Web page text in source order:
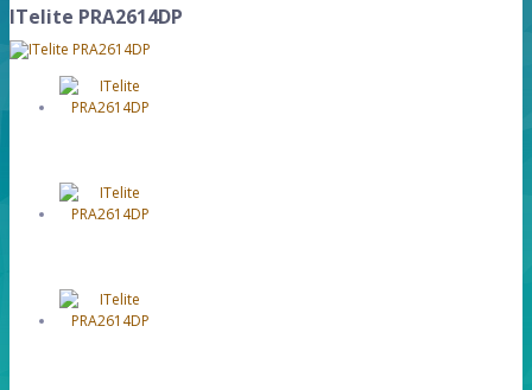
ITelite PRA2614DP